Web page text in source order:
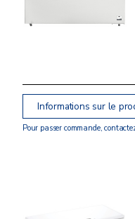
Informations sur le
Pour passer commande,